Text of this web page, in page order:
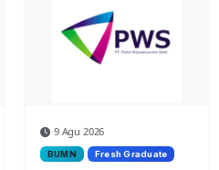
9 Agu 2026
BUMN Fresh Graduate